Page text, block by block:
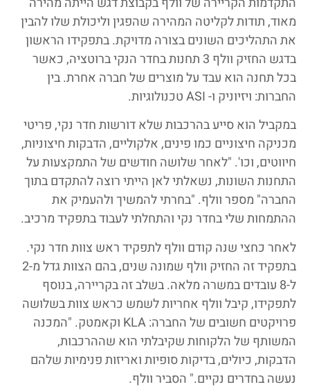
מאוד, תודות לקליטה המהירה שהפגין וליכולת שלו להבין
את התהליכים השונים בצורה מדויקת. בתפקידו הראשון
בדגש החזיק וולף 3 תחנות בחדר הנקי ברוטציה, כאשר
בכל תחנה הוא עבד על מוצרים של חברה אחרת. בין
החברות: ויזיוניק ו- ASI טכנולוגיות.
במקביל הוא סייע בהרכבות שלא דורשות חדר נקי, פריטי
מכניקה חיצוניים כמו פינים, אלקוליים, הדבקות חיצוניות,
חיווטים, וכו'. "לאחר שלושה חודשים של התמקצעות על
התחנות השונות, נשאלתי לאן הייתי רוצה להתקדם בתוך
החברה" מספר וולף. "בחרתי להמשיך ולהעמיק את
ההתמחות שלי בחדר נקי והתחלתי לעבוד בתפקיד מרכיב.
לאחר כחצי שנה קודם וולף לתפקיד ראש צוות חדר נקי.
בתפקיד זה החזיק וולף שמונה שנים, בהם הצוות גדל מ-2
ל-8 עובדים במשרה מלאה. בשלב זה בקריירה, בנוסף
לתפקידו, קיבל וולף אחריות לשמש כראש צוות בשלושה
פרויקטים חשובים של החברה: KLA וקאמטק. "המכנה
המשותף של הלקוחות שקיבלתי הוא שההרכבות,
הדבקות, כיולים, בדיקות סופיות ואריזות פנימיות שלהם
נעשה בחדרים נקיים." הסביר וולף.